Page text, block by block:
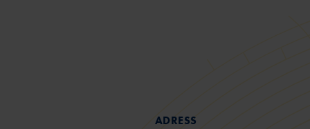
ADRESS